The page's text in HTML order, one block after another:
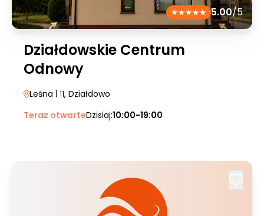
5.00/5
Działdowskie Centrum
Odnowy
Leśna | 11, Działdowo
Teraz otwarteDzisiaj:10:00-19:00